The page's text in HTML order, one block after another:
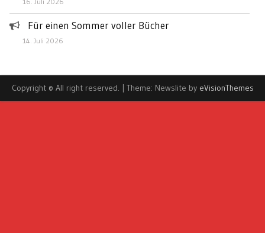
Für einen Sommer voller Bücher
14. Juli 2026
Copyright © All right reserved. | Theme: Newslite by eVisionThemes